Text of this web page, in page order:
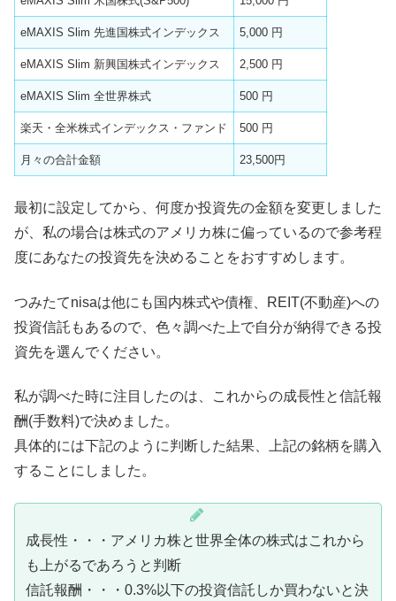
eMAXIS Slim 先進国株式インデックス 5,000 円
eMAXIS Slim 新興国株式インデックス 2,500 円
eMAXIS Slim 全世界株式 500 円
楽天・全米株式インデックス・ファンド 500 円
月々の合計金額 23,500円
最初に設定してから、何度か投資先の金額を変更しました
が、私の場合は株式のアメリカ株に偏っているので参考程
度にあなたの投資先を決めることをおすすめします。
つみたてnisaは他にも国内株式や債権、REIT(不動産)への
投資信託もあるので、色々調べた上で自分が納得できる投
資先を選んでください。
私が調べた時に注目したのは、これからの成長性と信託報
酬(手数料)で決めました。
具体的には下記のように判断した結果、上記の銘柄を購入
することにしました。
成長性・・・アメリカ株と世界全体の株式はこれから
も上がるであろうと判断
信託報酬・・・0.3%以下の投資信託しか買わないと決